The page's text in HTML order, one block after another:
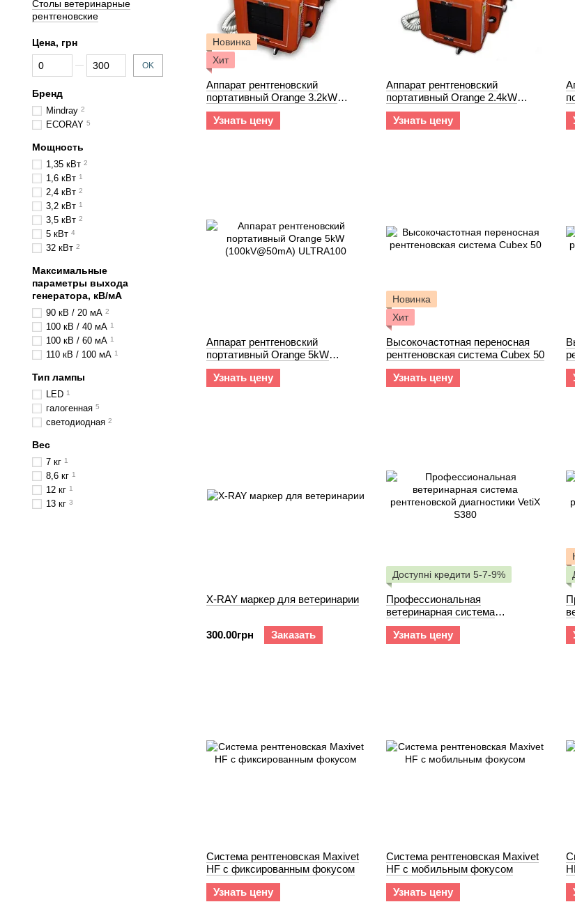
Новинка
Хит
Аппарат рентгеновский
портативный Orange 3.2kW
(80kV@40mA) 1060HF
Узнать цену
Аппарат рентгеновский
портативный Orange 2.4kW
(80kV@30mA) 1040HF
Узнать цену
Аппарат рентгеновский
портативный Orange 5kW
(100kV@50mA) ULTRA100
Узнать цену
Новинка
Хит
Высокочастотная переносная
рентгеновская система Cubex 50
Узнать цену
X-RAY маркер для ветеринарии
300.00грн Заказать
Доступні кредити 5-7-9%
Профессиональная
ветеринарная система
рентгеновской диагностики VetiX
S380
Узнать цену
Система рентгеновская Maxivet
HF с фиксированным фокусом
Узнать цену
Система рентгеновская Maxivet
HF с мобильным фокусом
Узнать цену
Столы ветеринарные
рентгеновские
Цена, грн
От Цена, грн
До Цена, грн OK
Бренд
Mindray 2
ECORAY 5
Мощность
1,35 кВт 2
1,6 кВт 1
2,4 кВт 2
3,2 кВт 1
3,5 кВт 2
5 кВт 4
32 кВт 2
Максимальные
параметры выхода
генератора, кВ/мА
90 кВ / 20 мА 2
100 кВ / 40 мА 1
100 кВ / 60 мА 1
110 кВ / 100 мА 1
Тип лампы
LED 1
галогенная 5
светодиодная 2
Вес
7 кг 1
8,6 кг 1
12 кг 1
13 кг 3